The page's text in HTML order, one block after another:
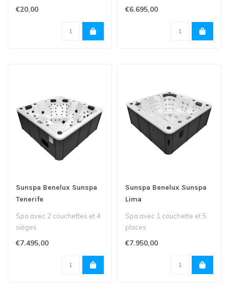
€20,00 €6.695,00
Sunspa Benelux Sunspa
Tenerife
Spa avec 2 couchettes et 4
sièges
€7.495,00
Sunspa Benelux Sunspa
Lima
Spa avec 1 couchette et 5
places
€7.950,00